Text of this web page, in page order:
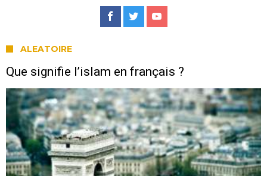
ALEATOIRE
Que signifie l’islam en français ?